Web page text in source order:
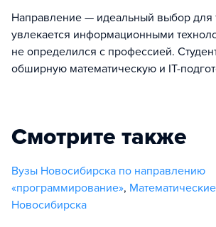
Направление — идеальный выбор для
увлекается информационными
не определился с профессией.
обширную математическую и IT-
Смотрите также
Вузы Новосибирска по направлению
«программирование»,
Новосибирска